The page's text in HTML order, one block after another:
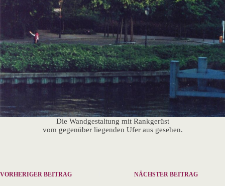
Die Wandgestaltung mit Rankgerüst
vom gegenüber liegenden Ufer aus gesehen.